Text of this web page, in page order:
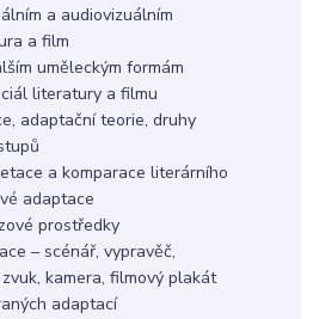
a audiovizuálním
a film
uměleckým formám
literatury a filmu
adaptační teorie, druhy
a komparace literárního
adaptace
prostředky
– scénář, vypravěč,
kamera, filmový plakát
adaptací